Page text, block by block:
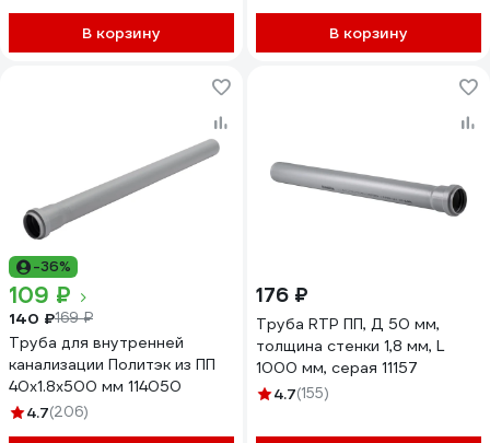
В корзину В корзину
-36%
109 ₽
140 ₽169 ₽
Труба для внутренней
канализации Политэк из ПП
40х1.8х500 мм 114050
4.7(206)
176 ₽
Труба RTP ПП, Д 50 мм,
толщина стенки 1,8 мм, L
1000 мм, серая 11157
4.7(155)